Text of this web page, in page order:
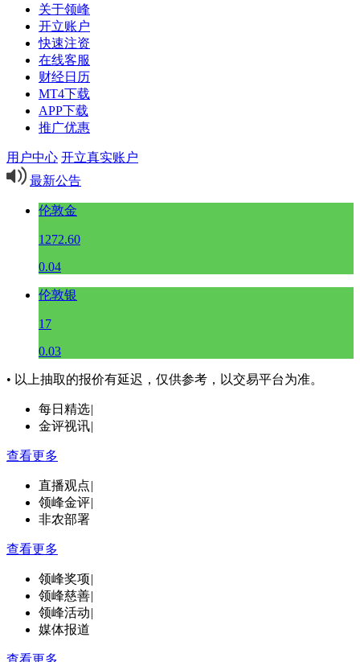
关于领峰
开立账户
快速注资
在线客服
财经日历
MT4下载
APP下载
推广优惠
用户中心 开立真实账户
最新公告
伦敦金
1272.60
0.04
伦敦银
17
0.03
• 以上抽取的报价有延迟，仅供参考，以交易平台为准。
每日精选|
金评视讯|
查看更多
直播观点|
领峰金评|
非农部署
查看更多
领峰奖项|
领峰慈善|
领峰活动|
媒体报道
查看更多